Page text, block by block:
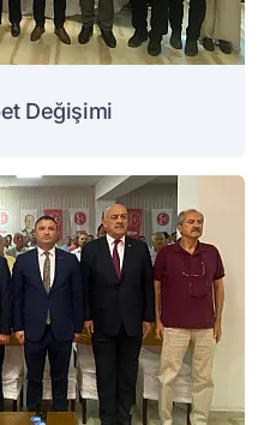
Değişimi